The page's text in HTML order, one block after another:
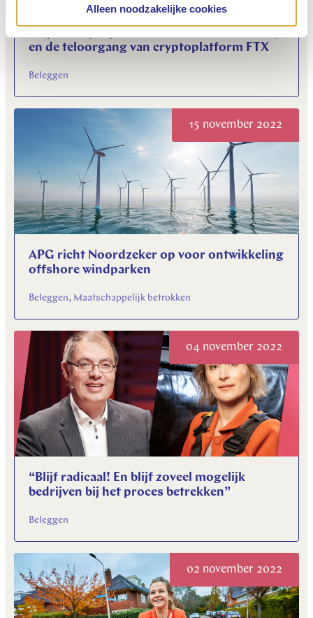
Alleen noodzakelijke cookies
en de teloorgang van cryptoplatform FTX
Beleggen
15 november 2022
APG richt Noordzeker op voor ontwikkeling
offshore windparken
Beleggen, Maatschappelijk betrokken
04 november 2022
“Blijf radicaal! En blijf zoveel mogelijk
bedrijven bij het proces betrekken”
Beleggen
02 november 2022